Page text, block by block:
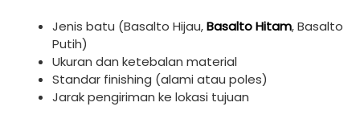
Jenis batu (Basalto Hijau,Basalto Hitam, Basalto
Putih)
Ukuran dan ketebalan material
Standar finishing (alami atau poles)
Jarak pengiriman ke lokasi tujuan